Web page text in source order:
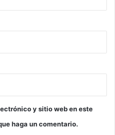
y sitio web en este
haga un comentario.